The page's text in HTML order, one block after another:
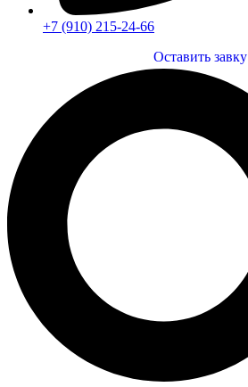
+7 (910) 215-24-66
Оставить завку